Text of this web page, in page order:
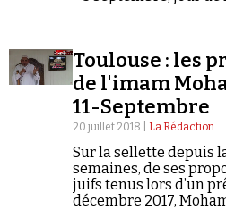
Demander à
Toulouse : les
de l'imam
11-Septembre
20 juillet 2018 | La Rédaction
Sur la sellette depuis
semaines, de ses
juifs tenus lors d’un
décembre 2017,